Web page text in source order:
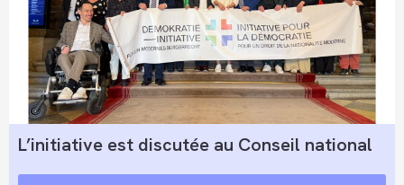
L’initiative est discutée au Conseil national